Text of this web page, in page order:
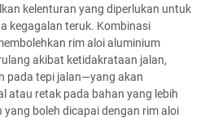
kelenturan yang diperlukan untuk
kegagalan teruk. Kombinasi
rim aloi aluminium
akibat ketidakrataan jalan,
pada tepi jalan—yang akan
atau retak pada bahan yang lebih
boleh dicapai dengan rim aloi